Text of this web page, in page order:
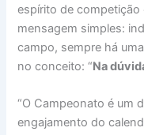
espírito de
mensagem simples:
campo, sempre há
no conceito: “Na
“O Campeonato é um
engajamento do